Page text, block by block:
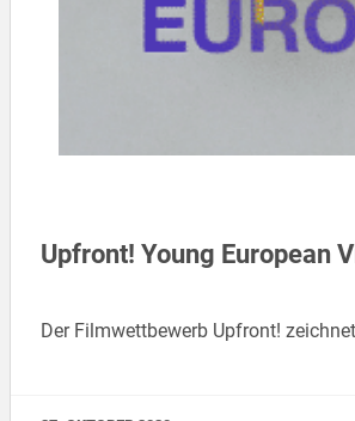
Upfront! Young European
Der Filmwettbewerb Upfront!